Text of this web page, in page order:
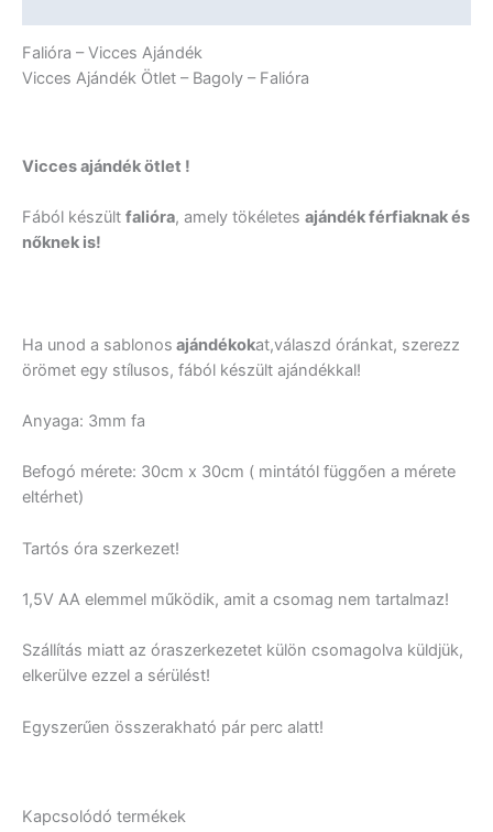
Falióra – Vicces Ajándék
Vicces Ajándék Ötlet – Bagoly – Falióra
Vicces ajándék ötlet !
Fából készült falióra, amely tökéletes ajándék férfiaknak és
nőknek is!
Ha unod a sablonos ajándékokat,válaszd óránkat, szerezz
örömet egy stílusos, fából készült ajándékkal!
Anyaga: 3mm fa
Befogó mérete: 30cm x 30cm ( mintától függően a mérete
eltérhet)
Tartós óra szerkezet!
1,5V AA elemmel működik, amit a csomag nem tartalmaz!
Szállítás miatt az óraszerkezetet külön csomagolva küldjük,
elkerülve ezzel a sérülést!
Egyszerűen összerakható pár perc alatt!
Kapcsolódó termékek